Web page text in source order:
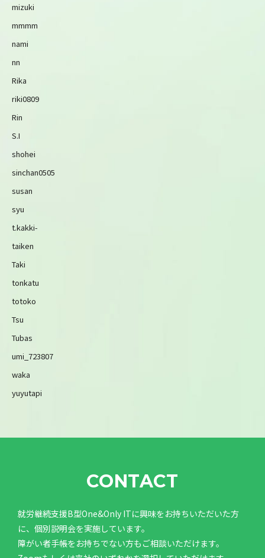
mizuki
mmmm
nami
nn
Rika
riki0809
Rin
S.I
shohei
sinchan0505
susan
syu
t.kakki-
taiken
Taki
tonkatu
totoko
Tsu
Tubas
umi_723807
waka
yuyutapi
CONTACT
就労継続支援B型One&Only ITに興味をお持ちいただいた方
に、個別説明会を実施しています。
障がい者手帳をお持ちでない方もご相談いただけます。